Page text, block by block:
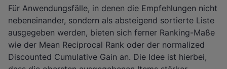
Für Anwendungsfälle, in denen die Empfehlungen nicht
nebeneinander, sondern als absteigend sortierte Liste
ausgegeben werden, bieten sich ferner Ranking-Maße
wie der Mean Reciprocal Rank oder der normalized
Discounted Cumulative Gain an. Die Idee ist hierbei,